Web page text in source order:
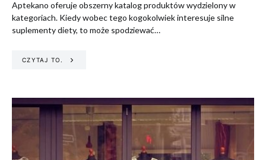
Aptekano oferuje obszerny katalog produktów wydzielony w
kategoriach. Kiedy wobec tego kogokolwiek interesuje silne
suplementy diety, to może spodziewać…
CZYTAJ TO.